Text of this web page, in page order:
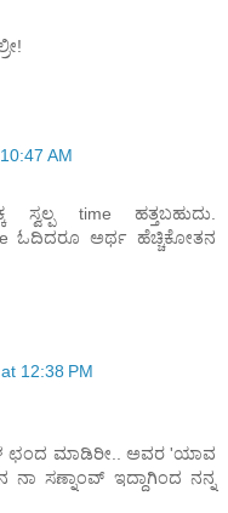
AM
time ಹತ್ತಬಹುದು.
ಓದಿದರೂ ಅರ್ಥ ಹೆಚ್ಚಿಕೋತನ
12:38 PM
ಛಂದ ಮಾಡಿರೀ.. ಅವರ 'ಯಾವ
ಸಣ್ನಾಂವ್ ಇದ್ದಾಗಿಂದ ನನ್ನ